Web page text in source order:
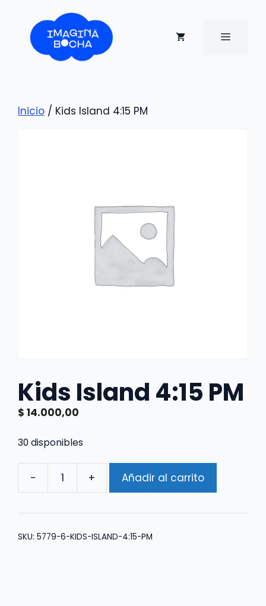
contenido
MENÚ
Inicio / Kids Island 4:15 PM
Kids Island 4:15 PM
$ 14.000,00
30 disponibles
-
Kids
4:15
cantidad
+ Añadir al carrito
SKU: 5779-6-KIDS-ISLAND-4:15-PM